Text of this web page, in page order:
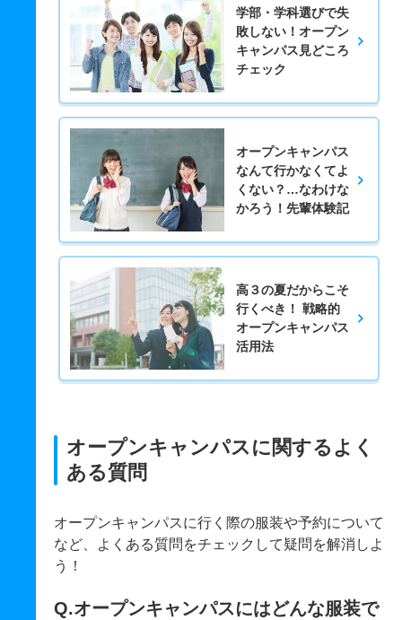
学部・学科選びで失
敗しない！オープン
キャンパス見どころ
チェック
オープンキャンパス
なんて行かなくてよ
くない？…なわけな
かろう！先輩体験記
高３の夏だからこそ
行くべき！ 戦略的
オープンキャンパス
活用法
オープンキャンパスに関するよく
ある質問
オープンキャンパスに行く際の服装や予約について
など、よくある質問をチェックして疑問を解消しよ
う！
Q.オープンキャンパスにはどんな服装で